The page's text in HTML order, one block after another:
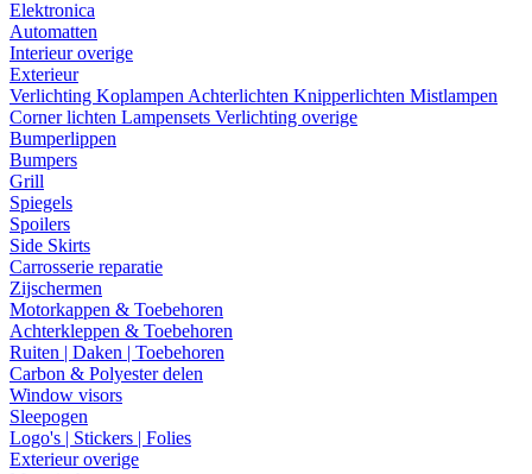
Elektronica
Automatten
Interieur overige
Exterieur
Verlichting Koplampen Achterlichten Knipperlichten Mistlampen
Corner lichten Lampensets Verlichting overige
Bumperlippen
Bumpers
Grill
Spiegels
Spoilers
Side Skirts
Carrosserie reparatie
Zijschermen
Motorkappen & Toebehoren
Achterkleppen & Toebehoren
Ruiten | Daken | Toebehoren
Carbon & Polyester delen
Window visors
Sleepogen
Logo's | Stickers | Folies
Exterieur overige